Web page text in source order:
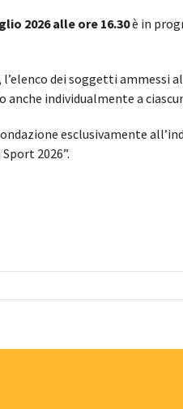
2026 alle ore 16.30è in
l’elenco dei soggetti ammessi
anche individualmente a
esclusivamente
2026”.